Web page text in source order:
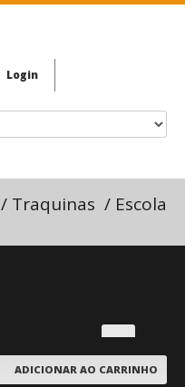
Login
/ Traquinas / Escola
ADICIONAR AO CARRINHO